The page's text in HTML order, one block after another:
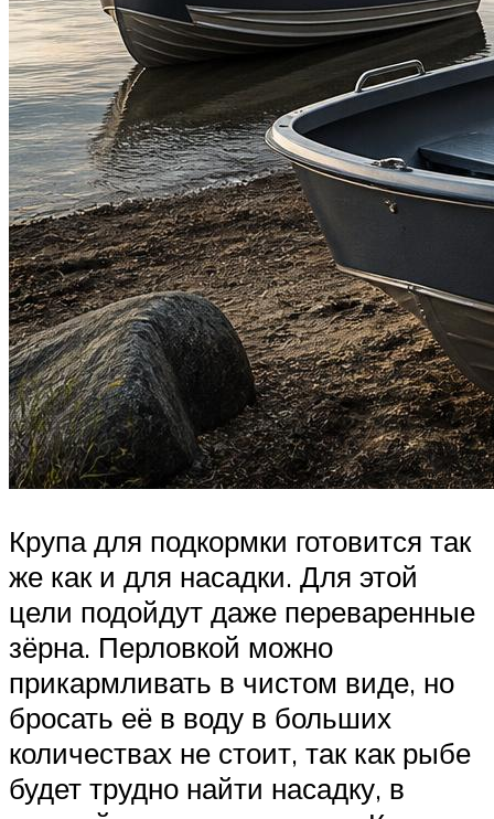
Крупа для подкормки готовится так
же как и для насадки. Для этой
цели подойдут даже переваренные
зёрна. Перловкой можно
прикармливать в чистом виде, но
бросать её в воду в больших
количествах не стоит, так как рыбе
будет трудно найти насадку, в